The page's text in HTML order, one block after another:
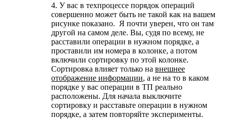
4. У вас в техпроцессе порядок операций
совершенно может быть не такой как на вашем
рисунке показано. Я почти уверен, что он там
другой на самом деле. Вы, судя по всему, не
расставили операции в нужном порядке, а
проставили им номера в колонке, а потом
включили сортировку по этой колонке.
Сортировка влияет только на внешнее
отображение информации, а не на то в каком
порядке у вас операции в ТП реально
расположены. Для начала выключите
сортировку и расставьте операции в нужном
порядке, а затем повторяйте эксперименты.